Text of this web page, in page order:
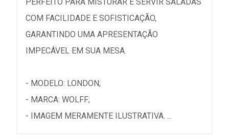
COM FACILIDADE E SOFISTICAÇÃO,
GARANTINDO UMA APRESENTAÇÃO
IMPECÁVEL EM SUA MESA.
- MODELO: LONDON;
- MARCA: WOLFF;
- IMAGEM MERAMENTE ILUSTRATIVA. ...